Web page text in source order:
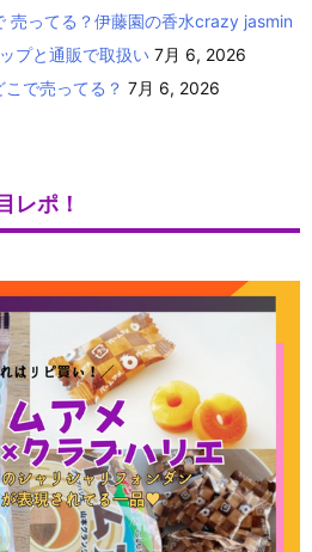
売ってる？伊藤園の香水crazy jasmin
プと通販で取扱い 7月 6, 2026
で売ってる？ 7月 6, 2026
レポ！